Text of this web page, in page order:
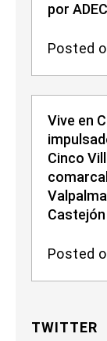
por
Posted
Vive en
Cinco
Posted
TWITTER